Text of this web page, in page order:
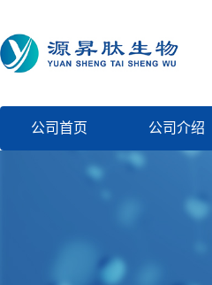
公司首页 公司介绍